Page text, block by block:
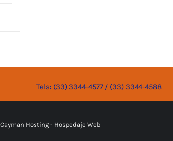
Tels: (33) 3344-4577 / (33) 3344-4588
Cayman Hosting - Hospedaje Web